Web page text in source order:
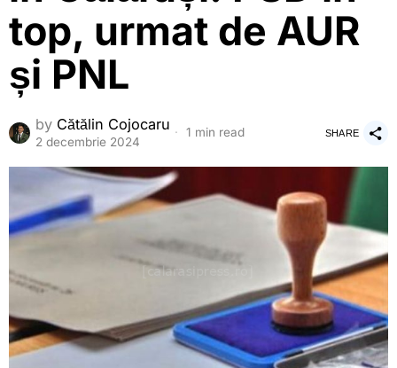
top, urmat de AUR
și PNL
by Cătălin Cojocaru
2 decembrie 2024
1 min read SHARE